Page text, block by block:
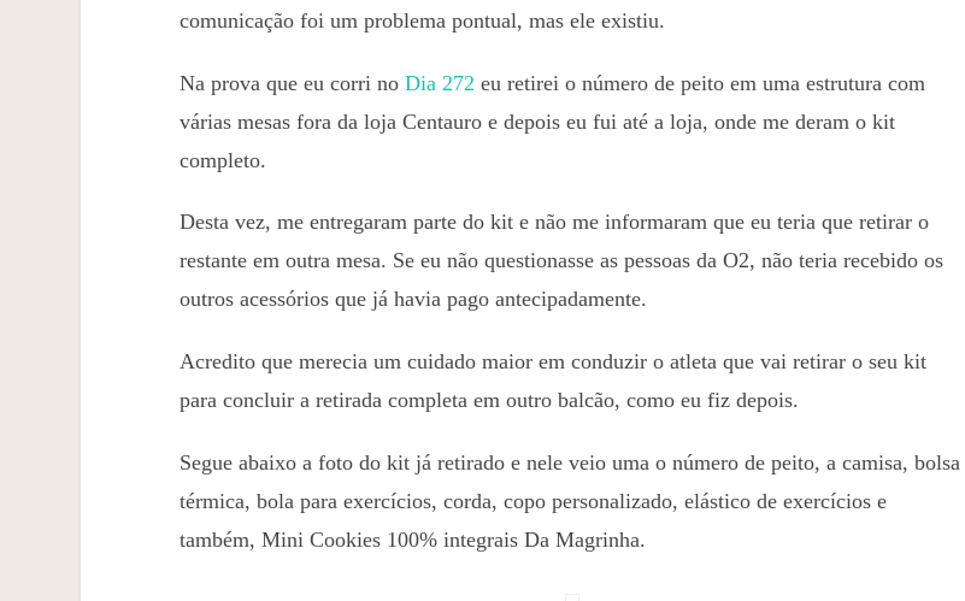
comunicação foi um problema pontual, mas ele existiu.
Na prova que eu corri no Dia 272 eu retirei o número de peito em uma estrutura com
várias mesas fora da loja Centauro e depois eu fui até a loja, onde me deram o kit
completo.
Desta vez, me entregaram parte do kit e não me informaram que eu teria que retirar o
restante em outra mesa. Se eu não questionasse as pessoas da O2, não teria recebido os
outros acessórios que já havia pago antecipadamente.
Acredito que merecia um cuidado maior em conduzir o atleta que vai retirar o seu kit
para concluir a retirada completa em outro balcão, como eu fiz depois.
Segue abaixo a foto do kit já retirado e nele veio uma o número de peito, a camisa, bolsa
térmica, bola para exercícios, corda, copo personalizado, elástico de exercícios e
também, Mini Cookies 100% integrais Da Magrinha.